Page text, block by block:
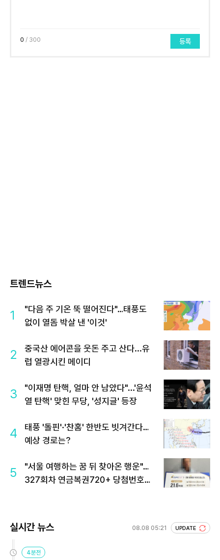
0 / 300 등록
트렌드뉴스
1
"다음 주 기온 뚝 떨어진다"…태풍도
없이 열돔 박살 낸 '이것'
2
중국산 에어콘을 웃돈 주고 산다...유
럽 열광시킨 메이디
3
"이재명 탄핵, 얼마 안 남았다"...'윤석
열 탄핵' 맞힌 무당, '성지글' 등장
4
태풍 '돌핀'·'찬홈' 한반도 빗겨간다…
예상 경로는?
5
"서울 여행하는 꿈 뒤 찾아온 행운"…
327회차 연금복권720+ 당첨번호조
실시간 뉴스 08.08 05:21 UPDATE
4분전